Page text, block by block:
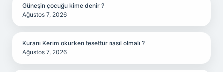
Güneşin çocuğu kime denir ?
Ağustos 7, 2026
Kuranı Kerim okurken tesettür nasıl olmalı ?
Ağustos 7, 2026